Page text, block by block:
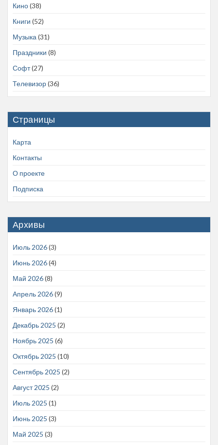
Кино(38)
Книги (52)
Музыка(31)
Праздники (8)
Софт(27)
Телевизор(36)
Страницы
Карта
Контакты
О проекте
Подписка
Архивы
Июль 2026(3)
Июнь 2026(4)
Май 2026(8)
Апрель 2026(9)
Январь 2026(1)
Декабрь 2025 (2)
Ноябрь 2025 (6)
Октябрь 2025 (10)
Сентябрь 2025 (2)
Август 2025 (2)
Июль 2025 (1)
Июнь 2025 (3)
Май 2025 (3)